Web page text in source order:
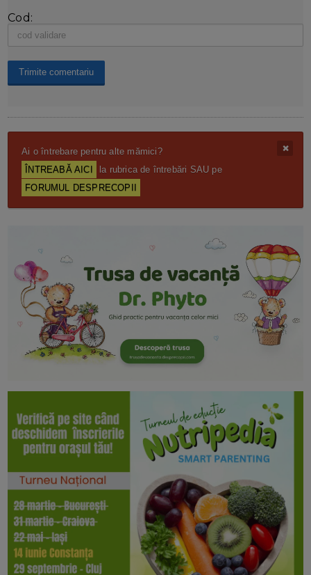
Cod:
Ai o întrebare pentru alte mămici?
ÎNTREABĂ AICI
la rubrica de întrebări SAU pe
FORUMUL DESPRECOPII